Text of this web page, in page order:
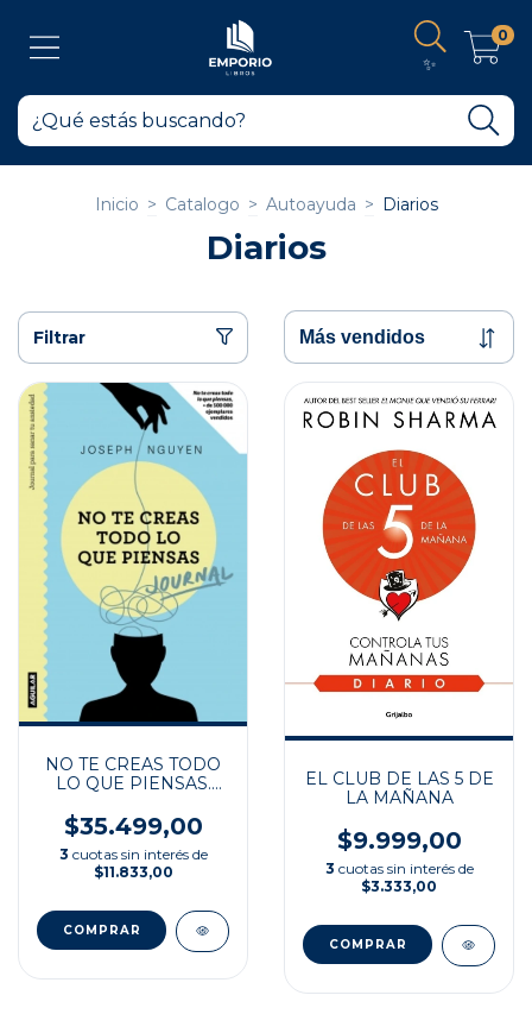
✨
0
Inicio > Catalogo > Autoayuda > Diarios
Diarios
Filtrar
NO TE CREAS TODO
LO QUE PIENSAS.
$35.499,00
3 cuotas sin interés de
$11.833,00
EL CLUB DE LAS 5 DE
LA MAÑANA
$9.999,00
3 cuotas sin interés de
$3.333,00